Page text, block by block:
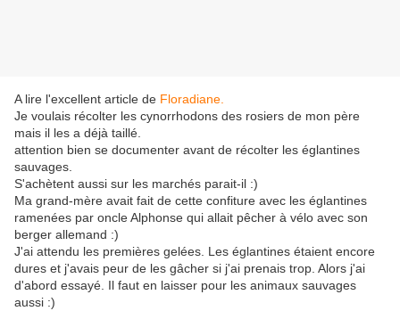
A lire l'excellent article de Floradiane.
Je voulais récolter les cynorrhodons des rosiers de mon père
mais il les a déjà taillé.
attention bien se documenter avant de récolter les églantines
sauvages.
S'achètent aussi sur les marchés parait-il :)
Ma grand-mère avait fait de cette confiture avec les églantines
ramenées par oncle Alphonse qui allait pêcher à vélo avec son
berger allemand :)
J'ai attendu les premières gelées. Les églantines étaient encore
dures et j'avais peur de les gâcher si j'ai prenais trop. Alors j'ai
d'abord essayé. Il faut en laisser pour les animaux sauvages
aussi :)